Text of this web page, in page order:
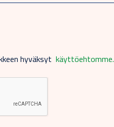
hyväksyt käyttöehtomme.